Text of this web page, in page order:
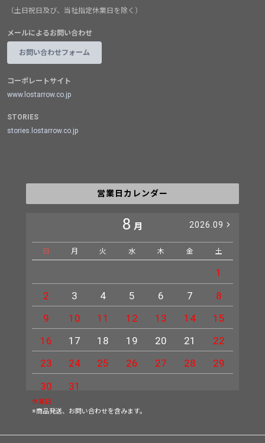
（土日祝日及び、当社指定休業日を除く）
メールによるお問い合わせ
お問い合わせフォーム
コーポレートサイト
www.lostarrow.co.jp
STORIES
stories.lostarrow.co.jp
営業日カレンダー
8 月 2026.09
日 月 火 水 木 金 土
1
2
3 4 5 6 7
8
9
10 11 12 13 14
15
16
17 18 19 20 21
22
23
24 25 26 27 28
29
30
31
休業日
※商品発送、お問い合わせを含みます。